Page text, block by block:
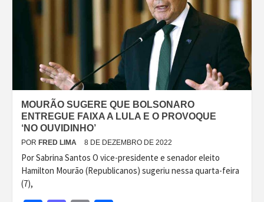
MOURÃO SUGERE QUE BOLSONARO
ENTREGUE FAIXA A LULA E O PROVOQUE
‘NO OUVIDINHO’
POR FRED LIMA 8 DE DEZEMBRO DE 2022
Por Sabrina Santos O vice-presidente e senador eleito
Hamilton Mourão (Republicanos) sugeriu nessa quarta-feira
(7),